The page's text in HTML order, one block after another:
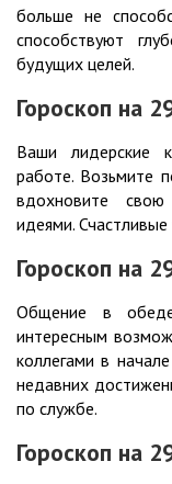
больше не
способствуют
будущих целей.
Гороскоп на
Ваши лидерские
работе. Возьмите
вдохновите
идеями.
Гороскоп на
Общение в
интересным
коллегами в
недавних
по службе.
Гороскоп на